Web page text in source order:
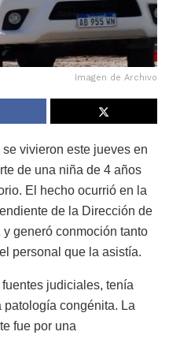
Imagen de Archivo
vivieron este jueves en
de una niña de 4 años
El hecho ocurrió en la
de la Dirección de
generó conmoción tanto
personal que la asistía.
judiciales, tenía
patología congénita. La
fue por una